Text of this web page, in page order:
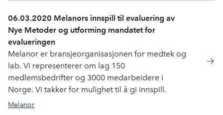
06.03.2020 Melanors innspill til evaluering av
Nye Metoder og utforming mandatet for
evalueringen
Melanor er bransjeorganisasjonen for medtek og
lab. Vi representerer om lag 150
medlemsbedrifter og 3000 medarbeidere i
Norge. Vi takker for mulighet til å gi innspill.
Melanor